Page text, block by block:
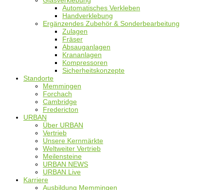
Automatisches Verkleben
Handverklebung
Ergänzendes Zubehör & Sonderbearbeitung
Zulagen
Fräser
Absauganlagen
Krananlagen
Kompressoren
Sicherheitskonzepte
Standorte
Memmingen
Forchach
Cambridge
Fredericton
URBAN
Über URBAN
Vertrieb
Unsere Kernmärkte
Weltweiter Vertrieb
Meilensteine
URBAN NEWS
URBAN Live
Karriere
Ausbildung Memmingen